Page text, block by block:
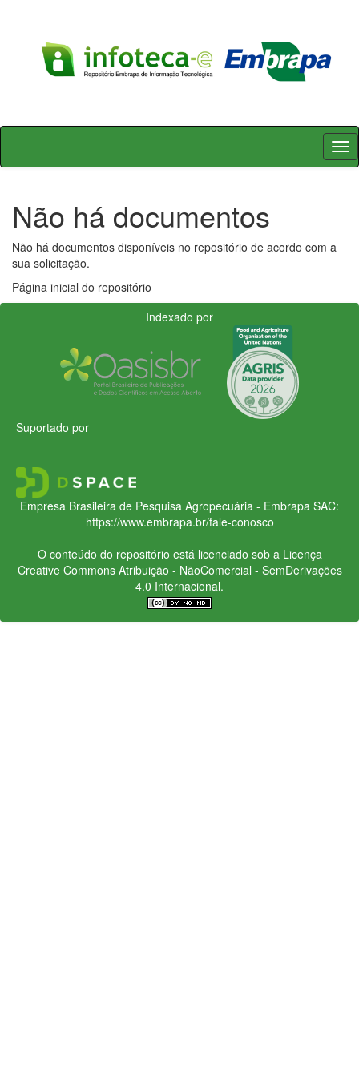
Skip
Não há documentos
Não há documentos disponíveis no repositório de acordo com a
sua solicitação.
Página inicial do repositório
Indexado por
Suportado por
Empresa Brasileira de Pesquisa Agropecuária - Embrapa SAC:
https://www.embrapa.br/fale-conosco
O conteúdo do repositório está licenciado sob a Licença
Creative CommonsAtribuição - NãoComercial - SemDerivações
4.0 Internacional.